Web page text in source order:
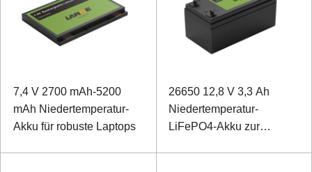
7,4 V 2700 mAh-5200
mAh Niedertemperatur-
Akku für robuste Laptops
26650 12,8 V 3,3 Ah
Niedertemperatur-
LiFePO4-Akku zur